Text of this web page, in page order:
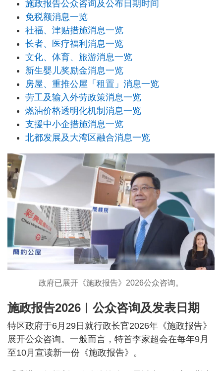
施政报告公众咨询及公布日期时间
免税额消息一览
社福、津贴措施消息一览
长者、医疗福利消息一览
文化、体育、旅游消息一览
新生婴儿奖励金消息一览
房屋、重推公屋「租置」消息一览
劳工及输入外劳政策消息一览
燃油价格透明化机制消息一览
支援中小企措施消息一览
北都发展及大湾区融合消息一览
政府已展开《施政报告》2026公众咨询。
施政报告2026︱公众咨询及发表日期
特区政府于6月29日就行政长官2026年《施政报告》
展开公众咨询。一般而言，特首李家超会在每年9月
至10月宣读新一份《施政报告》。